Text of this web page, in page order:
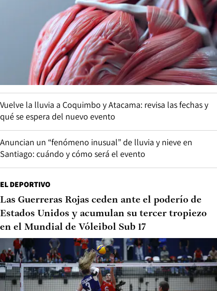
Vuelve la lluvia a Coquimbo y Atacama: revisa las fechas y
qué se espera del nuevo evento
Anuncian un “fenómeno inusual” de lluvia y nieve en
Santiago: cuándo y cómo será el evento
EL DEPORTIVO
Las Guerreras Rojas ceden ante el poderío de
Estados Unidos y acumulan su tercer tropiezo
en el Mundial de Vóleibol Sub 17